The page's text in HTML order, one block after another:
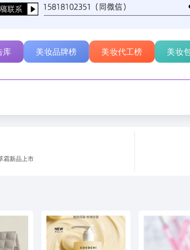
库 美妆品牌榜 美妆代工榜 美妆
霜新品上市